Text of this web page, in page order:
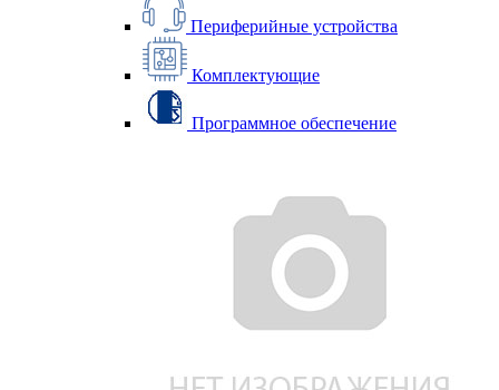
Периферийные устройства
Комплектующие
Программное обеспечение